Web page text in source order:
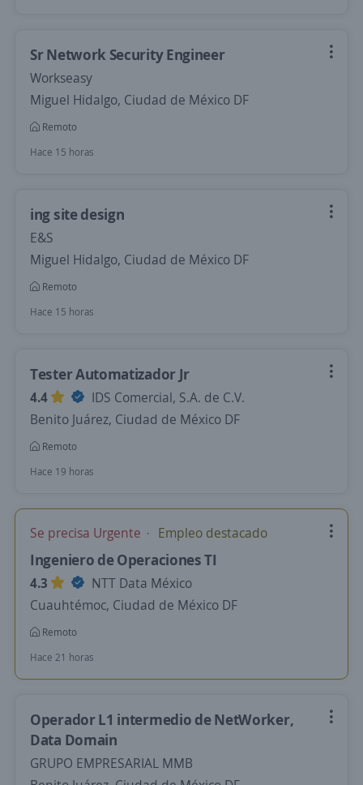
Sr Network Security Engineer
Workseasy
Miguel Hidalgo, Ciudad de México DF
Remoto
Hace 15 horas
ing site design
E&S
Miguel Hidalgo, Ciudad de México DF
Remoto
Hace 15 horas
Tester Automatizador Jr
4.4
IDS Comercial, S.A. de C.V.
Benito Juárez, Ciudad de México DF
Remoto
Hace 19 horas
Se precisa Urgente Empleo destacado
Ingeniero de Operaciones TI
4.3
NTT Data México
Cuauhtémoc, Ciudad de México DF
Remoto
Hace 21 horas
Operador L1 intermedio de NetWorker,
Data Domain
GRUPO EMPRESARIAL MMB